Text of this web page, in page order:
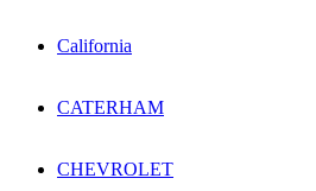
California
CATERHAM
CHEVROLET